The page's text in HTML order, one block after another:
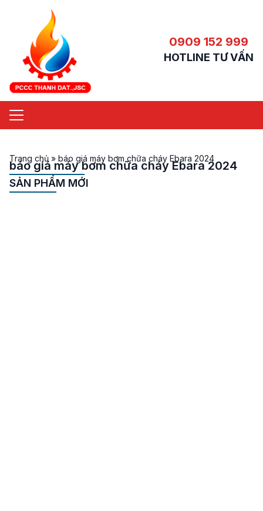
0909 152 999
HOTLINE TƯ VẤN
Trang chủ » báo giá máy bơm chữa cháy Ebara 2024
báo giá máy bơm chữa cháy Ebara 2024
SẢN PHẨM MỚI